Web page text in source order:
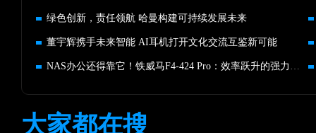
绿色创新，责任领航 哈曼构建可持续发展未来
董宇辉携手未来智能 AI耳机打开文化交流互鉴新可能
NAS办公还得靠它！铁威马F4-424 Pro：效率跃升的强力引擎
大家都在搜